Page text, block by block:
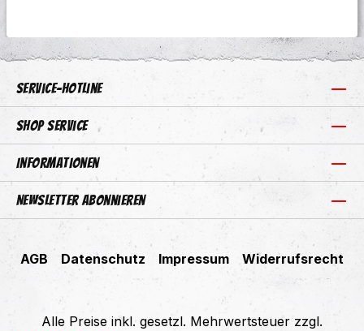
Service-Hotline
Shop Service
Informationen
Newsletter abonnieren
AGB Datenschutz Impressum Widerrufsrecht
Alle Preise inkl. gesetzl. Mehrwertsteuer zzgl.